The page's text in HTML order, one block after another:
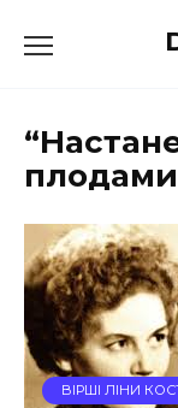
до
ВІРШІ ЛІНИ